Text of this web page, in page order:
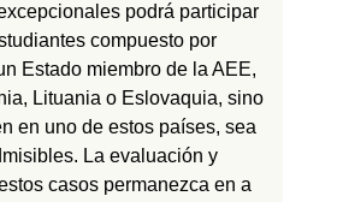
podrá participar
compuesto por
Estado miembro de la AEE,
Lituania o Eslovaquia, sino
en uno de estos países, sea
La evaluación y
casos permanezca en a